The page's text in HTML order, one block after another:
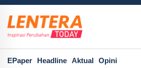
EPaper Headline Aktual Opini